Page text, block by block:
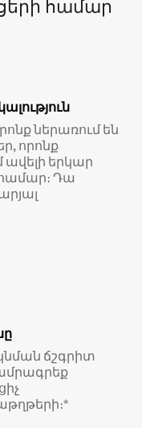
համար
ներառում են
որոնք
երկար
Դա
ճշգրիտ